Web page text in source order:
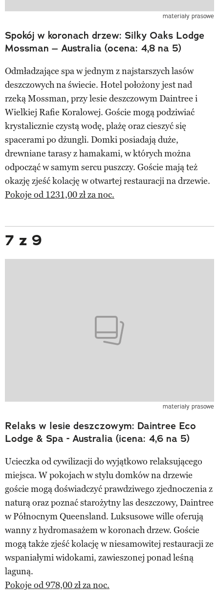
materiały prasowe
Spokój w koronach drzew: Silky Oaks Lodge
Mossman – Australia (ocena: 4,8 na 5)
Odmładzające spa w jednym z najstarszych lasów
deszczowych na świecie. Hotel położony jest nad
rzeką Mossman, przy lesie deszczowym Daintree i
Wielkiej Rafie Koralowej. Goście mogą podziwiać
krystalicznie czystą wodę, plażę oraz cieszyć się
spacerami po dżungli. Domki posiadają duże,
drewniane tarasy z hamakami, w których można
odpocząć w samym sercu puszczy. Goście mają też
okazję zjeść kolację w otwartej restauracji na drzewie.
Pokoje od 1231,00 zł za noc.
7 z 9
materiały prasowe
Relaks w lesie deszczowym: Daintree Eco
Lodge & Spa - Australia (icena: 4,6 na 5)
Ucieczka od cywilizacji do wyjątkowo relaksującego
miejsca. W pokojach w stylu domków na drzewie
goście mogą doświadczyć prawdziwego zjednoczenia z
naturą oraz poznać starożytny las deszczowy, Daintree
w Północnym Queensland. Luksusowe wille oferują
wanny z hydromasażem w koronach drzew. Goście
mogą także zjeść kolację w niesamowitej restauracji ze
wspaniałymi widokami, zawieszonej ponad leśną
laguną.
Pokoje od 978,00 zł za noc.